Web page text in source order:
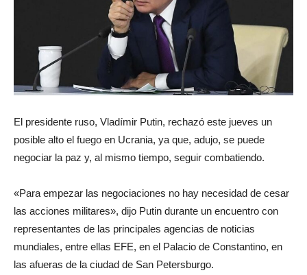
El presidente ruso, Vladímir Putin, rechazó este jueves un
posible alto el fuego en Ucrania, ya que, adujo, se puede
negociar la paz y, al mismo tiempo, seguir combatiendo.
«Para empezar las negociaciones no hay necesidad de cesar
las acciones militares», dijo Putin durante un encuentro con
representantes de las principales agencias de noticias
mundiales, entre ellas EFE, en el Palacio de Constantino, en
las afueras de la ciudad de San Petersburgo.